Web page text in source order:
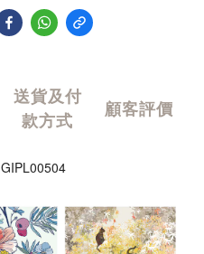
送貨及付
款方式
顧客評價
GIPL00504